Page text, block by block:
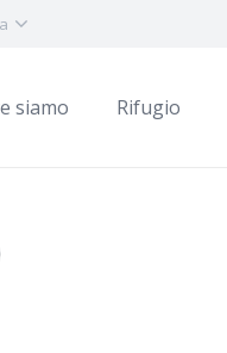
siamo Rifugio